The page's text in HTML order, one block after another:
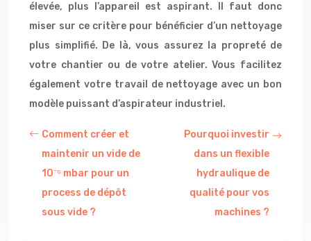
élevée, plus l’appareil est aspirant. Il faut donc
miser sur ce critère pour bénéficier d’un nettoyage
plus simplifié. De là, vous assurez la propreté de
votre chantier ou de votre atelier. Vous facilitez
également votre travail de nettoyage avec un bon
modèle puissant d’aspirateur industriel.
Comment créer et
maintenir un vide de
10⁻⁶ mbar pour un
process de dépôt
sous vide ?
Pourquoi investir
dans un flexible
hydraulique de
qualité pour vos
machines ?